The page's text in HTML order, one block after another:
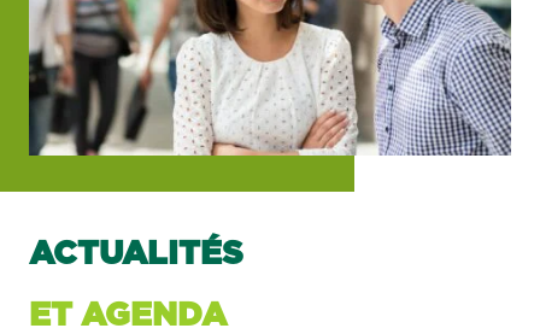
ACTUALITÉS
ET AGENDA